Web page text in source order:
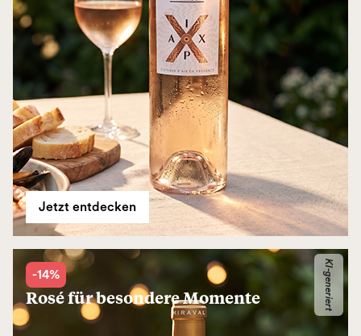
Jetzt entdecken
-14%
Rosé für besondere Momente KI-generiert